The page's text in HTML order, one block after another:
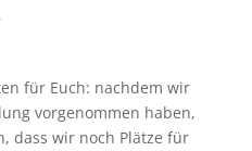
für Euch: nachdem wir
vorgenommen haben,
dass wir noch Plätze für